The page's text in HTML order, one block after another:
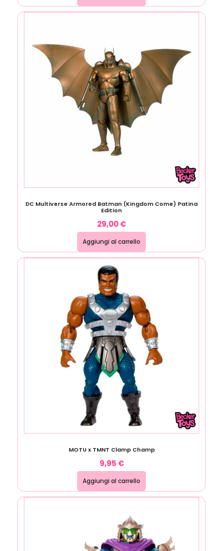
DC Multiverse Armored Batman (Kingdom Come) Patina
Edition
29,00€
Aggiungi al carrello
MOTU x TMNT Clamp Champ
9,95 €
Aggiungi al carrello